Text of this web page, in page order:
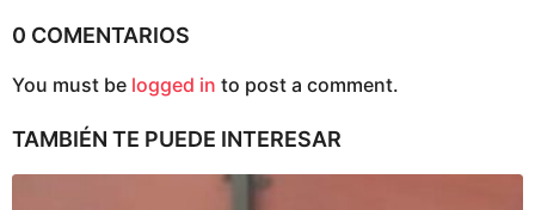
0 COMENTARIOS
You must be logged in to post a comment.
TAMBIÉN TE PUEDE INTERESAR